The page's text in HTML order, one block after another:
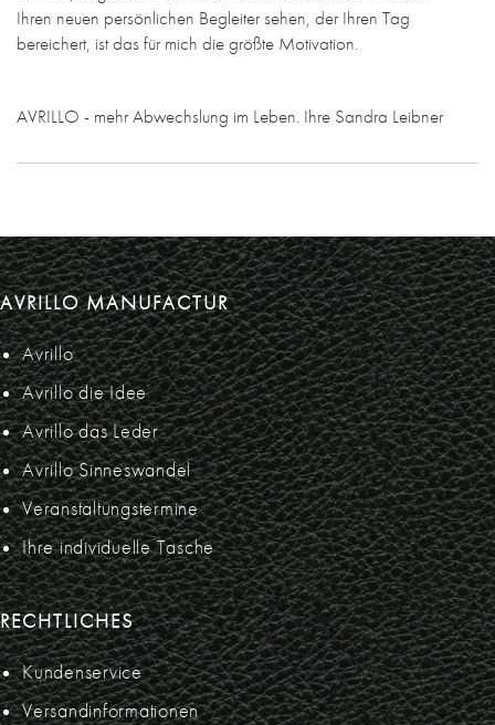
Ihren neuen persönlichen Begleiter sehen, der Ihren Tag
bereichert, ist das für mich die größte Motivation.
AVRILLO - mehr Abwechslung im Leben. Ihre Sandra Leibner
AVRILLO MANUFACTUR
Avrillo
Avrillo die Idee
Avrillo das Leder
Avrillo Sinneswandel
Veranstaltungstermine
Ihre individuelle Tasche
RECHTLICHES
Kundenservice
Versandinformationen